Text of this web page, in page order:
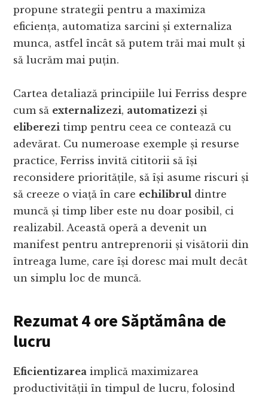
propune strategii pentru a maximiza
eficiența, automatiza sarcini și externaliza
munca, astfel încât să putem trăi mai mult și
să lucrăm mai puțin.
Cartea detaliază principiile lui Ferriss despre
cum să externalizezi, automatizezi și
eliberezi timp pentru ceea ce contează cu
adevărat. Cu numeroase exemple și resurse
practice, Ferriss invită cititorii să își
reconsidere prioritățile, să își asume riscuri și
să creeze o viață în care echilibrul dintre
muncă și timp liber este nu doar posibil, ci
realizabil. Această operă a devenit un
manifest pentru antreprenorii și visătorii din
întreaga lume, care își doresc mai mult decât
un simplu loc de muncă.
Rezumat 4 ore Săptămâna de
lucru
Eficientizarea implică maximizarea
productivității în timpul de lucru, folosind